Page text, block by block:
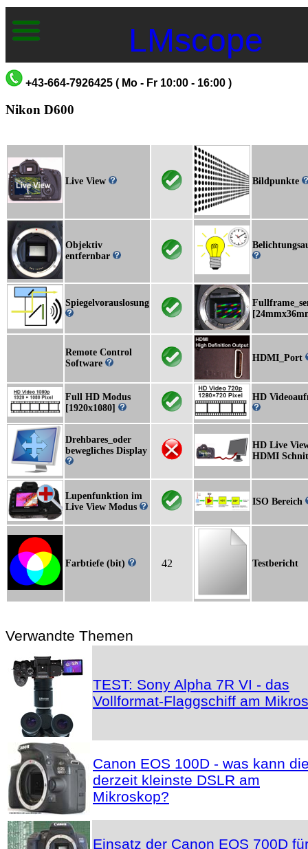
LMscope
+43-664-7926425 ( Mo - Fr 10:00 - 16:00 )
Nikon D600
Live View Bildpunkte
Objektiv
entfernbar
Spiegelvorauslosung
Remote Control
Software
HDMI_Port
Full HD Modus
[1920x1080]
HD
Drehbares_oder
bewegliches Display
HD Live
HDMI
Lupenfunktion im
Live View Modus
ISO Bereich
Farbtiefe (bit) 42 Testbericht
Verwandte Themen
TEST: Sony Alpha 7R VI - das
Vollformat-Flaggschiff am
Canon EOS 100D - was kann
derzeit kleinste DSLR am
Mikroskop?
Einsatz der Canon EOS 700D